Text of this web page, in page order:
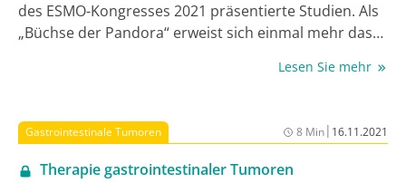
des ESMO-Kongresses 2021 präsentierte Studien. Als
„Büchse der Pandora“ erweist sich einmal mehr das
nur die Wirkung von Medikamenten bei
Darmbakterien untersucht, sondern auch die
Entstehung von Sarkopenie beleuchtet.
Lesen Sie mehr
Gastrointestinale Tumoren 8 Min| 16.11.2021
Therapie gastrointestinaler Tumoren